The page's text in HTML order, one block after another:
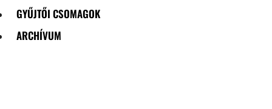
GYŰJTŐI CSOMAGOK
ARCHÍVUM